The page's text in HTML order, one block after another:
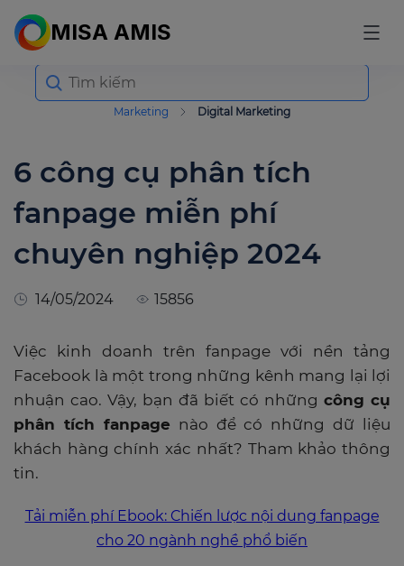
MISA AMIS
Marketing Digital Marketing
Search
for:
6 công cụ phân tích
fanpage miễn phí
chuyên nghiệp 2024
14/05/2024 15856
Việc kinh doanh trên fanpage với nền tảng
Facebook là một trong những kênh mang lại lợi
nhuận cao. Vậy, bạn đã biết có những công cụ
phân tích fanpage nào để có những dữ liệu
khách hàng chính xác nhất? Tham khảo thông
tin.
Tải miễn phí Ebook: Chiến lược nội dung fanpage
cho 20 ngành nghề phổ biến